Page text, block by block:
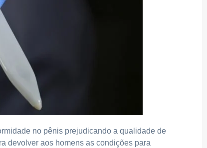
no pênis prejudicando a qualidade de
devolver aos homens as condições para